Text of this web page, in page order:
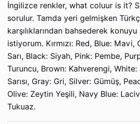
İngilizce renkler, what coluur is it?
sorulur. Tamda yeri gelmişken
karşılıklarından bahsederek konuyu
istiyorum. Kırmızı: Red, Blue: Mavi,
Sarı, Black: Siyah, Pink: Pembe,
Turuncu, Brown: Kahverengi, White:
Sarısı, Gray: Gri, Silver: Gümüş,
Olive: Zeytin Yeşili, Navy Blue:
Tukuaz.